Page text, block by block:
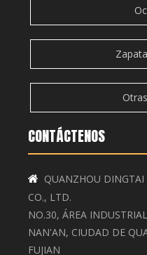
CONTÁCTENOS

QUANZHOU
CO., LTD.
NO.30, ÁREA
NAN'AN, CIUDAD DE
FUJIAN